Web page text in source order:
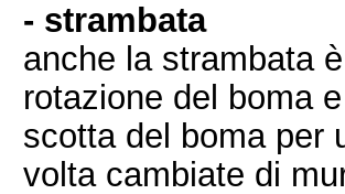
- strambata
anche la strambata
rotazione del boma
scotta del boma per
volta cambiate di